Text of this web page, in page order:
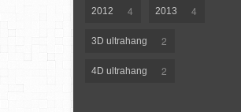
2012 4 2013 4
3D ultrahang 2
4D ultrahang 2